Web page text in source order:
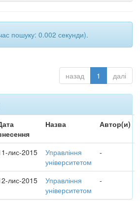
пошуку: 0.002 секунди).
назад 1 далі
Назва Автор(и)
лис-2015
Управління
університетом
-
лис-2015
Управління
університетом
-